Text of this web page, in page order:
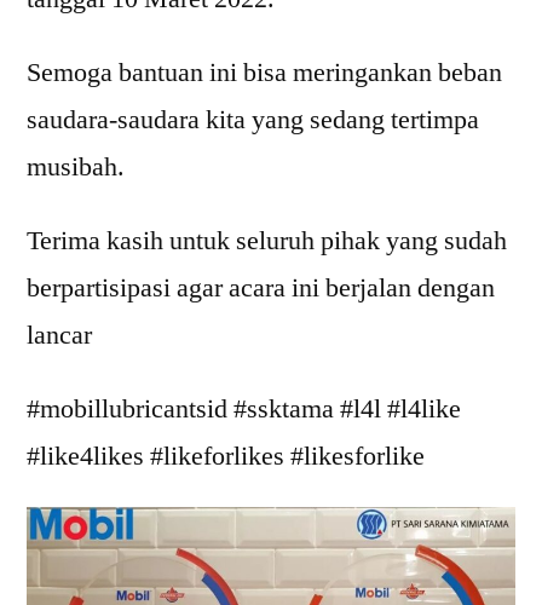
Semoga bantuan ini bisa meringankan beban
saudara-saudara kita yang sedang tertimpa
musibah.
Terima kasih untuk seluruh pihak yang sudah
berpartisipasi agar acara ini berjalan dengan
lancar
#mobillubricantsid #ssktama #l4l #l4like
#like4likes #likeforlikes #likesforlike